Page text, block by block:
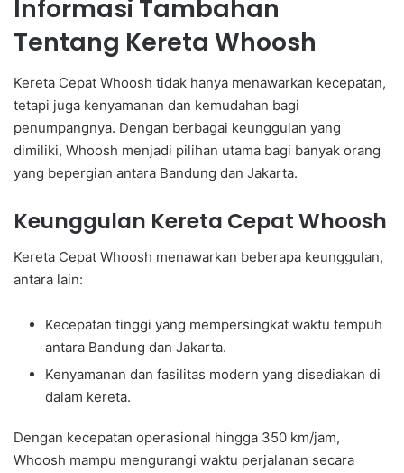
Informasi Tambahan
Tentang Kereta Whoosh
Kereta Cepat Whoosh tidak hanya menawarkan kecepatan,
tetapi juga kenyamanan dan kemudahan bagi
penumpangnya. Dengan berbagai keunggulan yang
dimiliki, Whoosh menjadi pilihan utama bagi banyak orang
yang bepergian antara Bandung dan Jakarta.
Keunggulan Kereta Cepat Whoosh
Kereta Cepat Whoosh menawarkan beberapa keunggulan,
antara lain:
Kecepatan tinggi yang mempersingkat waktu tempuh
antara Bandung dan Jakarta.
Kenyamanan dan fasilitas modern yang disediakan di
dalam kereta.
Dengan kecepatan operasional hingga 350 km/jam,
Whoosh mampu mengurangi waktu perjalanan secara